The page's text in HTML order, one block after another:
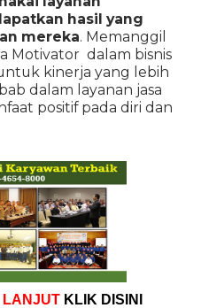
hasil yang
mereka. Memanggil
Motivator dalam bisnis
kinerja yang lebih
dalam layanan jasa
positif pada diri dan
LANJUT KLIK DISINI